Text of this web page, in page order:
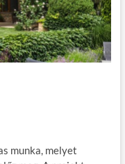
munka, melyet